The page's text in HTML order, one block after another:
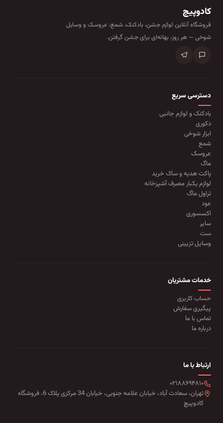
کادوپیچ
فروشگاه آنلاین لوازم جشن، بادکنک، شمع، عروسک و وسایل
شوخی — هر روز، بهانه‌ای برای جشن گرفتن.
دسترسی سریع
بادکنک و لوازم جانبی
دکوری
ابزار شوخی
شمع
عروسک
ماگ
پاکت هدیه و ساک خرید
لوازم یکبار مصرف آشپزخانه
تراول ماگ
عود
اکسسوری
سایر
ست
وسایل تزیینی
خدمات مشتریان
حساب کاربری
پیگیری سفارش
تماس با ما
درباره ما
ارتباط با ما
۰۲۱۸۸۶۹۴۸۱۰
تهران، سعادت آباد، خیابان علامه جنوبی، خیابان 34 مرکزی پلاک 6، فروشگاه
کادوپیچ